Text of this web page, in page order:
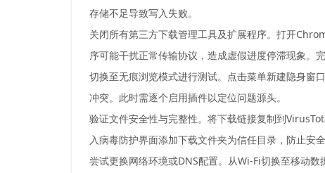
存储不足导致写入失败。
关闭所有第三方下载管理工具及扩展程序。打开
序可能干扰正常传输协议，造成虚假进度停滞现象。
切换至无痕浏览模式进行测试。点击菜单新建隐身窗
冲突。此时需逐个启用插件以定位问题源头。
验证文件安全性与完整性。将下载链接复制到
入病毒防护界面添加下载文件夹为信任目录，防止安
尝试更换网络环境或DNS配置。从Wi-Fi切换至移动